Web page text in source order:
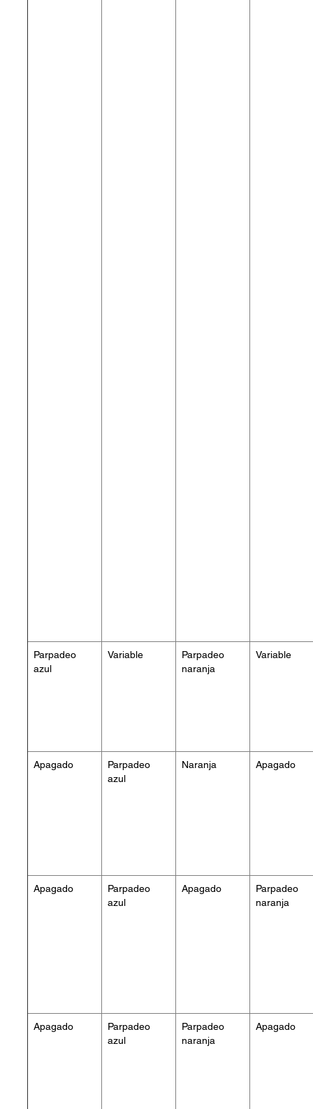
Parpadeo
azul
Variable
Parpadeo
naranja
Variable
Apagado
Parpadeo
azul
Naranja Apagado
Apagado
Parpadeo
azul
Apagado
Parpadeo
naranja
Apagado
Parpadeo
azul
Parpadeo
naranja
Apagado